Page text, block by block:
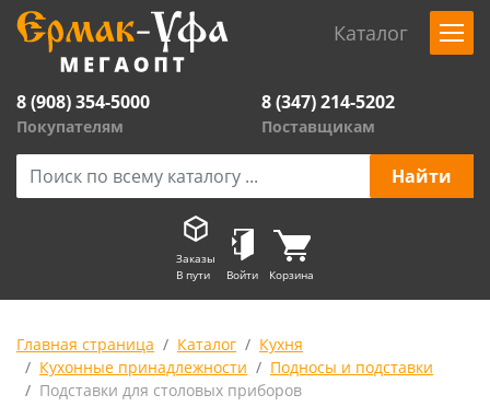
Каталог
8 (908) 354-5000
Покупателям
8 (347) 214-5202
Поставщикам
Заказы
В пути
Войти Корзина
Главная страница Каталог
Кухня
Кухонные принадлежности
Подносы и подставки
Подставки для столовых приборов